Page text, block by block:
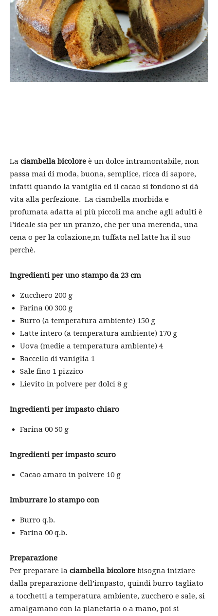
La ciambella bicolore è un dolce intramontabile, non
passa mai di moda, buona, semplice, ricca di sapore,
infatti quando la vaniglia ed il cacao si fondono si dà
vita alla perfezione. La ciambella morbida e
profumata adatta ai più piccoli ma anche agli adulti è
l’ideale sia per un pranzo, che per una merenda, una
cena o per la colazione,m tuffata nel latte ha il suo
perchè.
Ingredienti per uno stampo da 23 cm
Zucchero 200 g
Farina 00 300 g
Burro (a temperatura ambiente) 150 g
Latte intero (a temperatura ambiente) 170 g
Uova (medie a temperatura ambiente) 4
Baccello di vaniglia 1
Sale fino 1 pizzico
Lievito in polvere per dolci 8 g
Ingredienti per impasto chiaro
Farina 00 50 g
Ingredienti per impasto scuro
Cacao amaro in polvere 10 g
Imburrare lo stampo con
Burro q.b.
Farina 00 q.b.
Preparazione
Per preparare la ciambella bicolore bisogna iniziare
dalla preparazione dell’impasto, quindi burro tagliato
a tocchetti a temperatura ambiente, zucchero e sale, si
amalgamano con la planetaria o a mano, poi si